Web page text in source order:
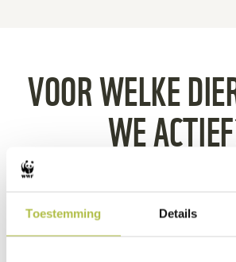
Toestemming Details
VOOR WELKE
WE
Jacht op- en handel in hun